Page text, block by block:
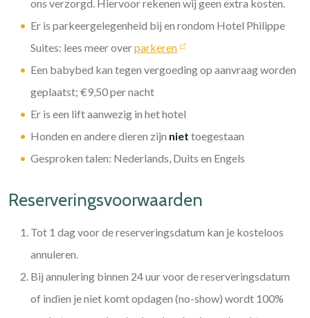
ons verzorgd. Hiervoor rekenen wij geen extra kosten.
Er is parkeergelegenheid bij en rondom Hotel Philippe
Suites: lees meer overparkeren
Een babybed kan tegen vergoeding op aanvraag worden
geplaatst; €9,50 per nacht
Er is een lift aanwezig in het hotel
Honden en andere dieren zijn niet toegestaan
Gesproken talen: Nederlands, Duits en Engels
Reserveringsvoorwaarden
Tot 1 dag voor de reserveringsdatum kan je kosteloos
annuleren.
Bij annulering binnen 24 uur voor de reserveringsdatum
of indien je niet komt opdagen (no-show) wordt 100%